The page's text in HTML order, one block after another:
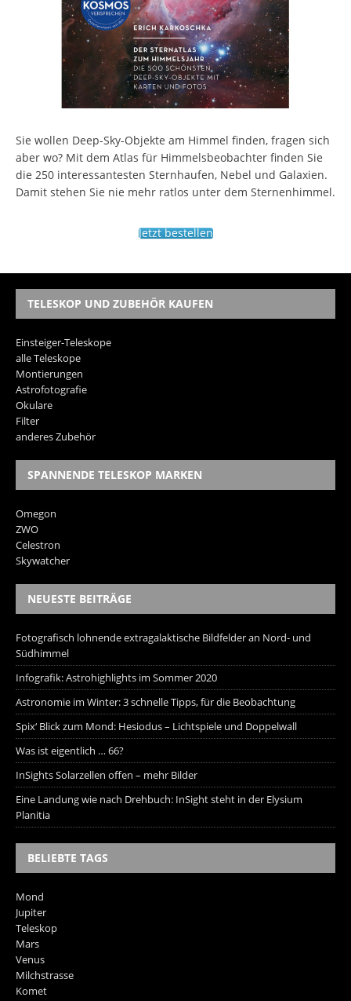
Sie wollen Deep-Sky-Objekte am Himmel finden, fragen sich
aber wo? Mit dem Atlas für Himmelsbeobachter finden Sie
die 250 interessantesten Sternhaufen, Nebel und Galaxien.
Damit stehen Sie nie mehr ratlos unter dem Sternenhimmel.
Jetzt bestellen
TELESKOP UND ZUBEHÖR KAUFEN
Einsteiger-Teleskope
alle Teleskope
Montierungen
Astrofotografie
Okulare
Filter
anderes Zubehör
SPANNENDE TELESKOP MARKEN
Omegon
ZWO
Celestron
Skywatcher
NEUESTE BEITRÄGE
Fotografisch lohnende extragalaktische Bildfelder an Nord- und
Südhimmel
Infografik: Astrohighlights im Sommer 2020
Astronomie im Winter: 3 schnelle Tipps, für die Beobachtung
Spix‘ Blick zum Mond: Hesiodus – Lichtspiele und Doppelwall
Was ist eigentlich … 66?
InSights Solarzellen offen – mehr Bilder
Eine Landung wie nach Drehbuch: InSight steht in der Elysium
Planitia
BELIEBTE TAGS
Mond
Jupiter
Teleskop
Mars
Venus
Milchstrasse
Komet